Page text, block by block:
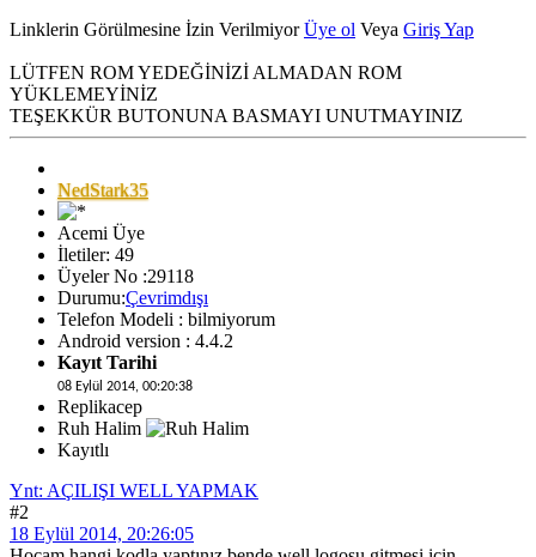
Linklerin Görülmesine İzin VerilmiyorÜye ol Veya Giriş Yap
LÜTFEN ROM YEDEĞİNİZİ ALMADAN ROM
YÜKLEMEYİNİZ
TEŞEKKÜR BUTONUNA BASMAYI UNUTMAYINIZ
NedStark35
Acemi Üye
İletiler: 49
Üyeler No :29118
Durumu:Çevrimdışı
Telefon Modeli : bilmiyorum
Android version : 4.4.2
Kayıt Tarihi
08 Eylül 2014, 00:20:38
Replikacep
Ruh Halim
Kayıtlı
Ynt: AÇILIŞI WELL YAPMAK
#2
18 Eylül 2014, 20:26:05